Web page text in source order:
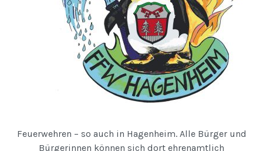
Feuerwehren – so auch in Hagenheim. Alle Bürger und
Bürgerinnen können sich dort ehrenamtlich